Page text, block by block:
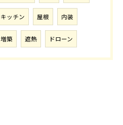
キッチン 屋根 内装
増築 遮熱 ドローン